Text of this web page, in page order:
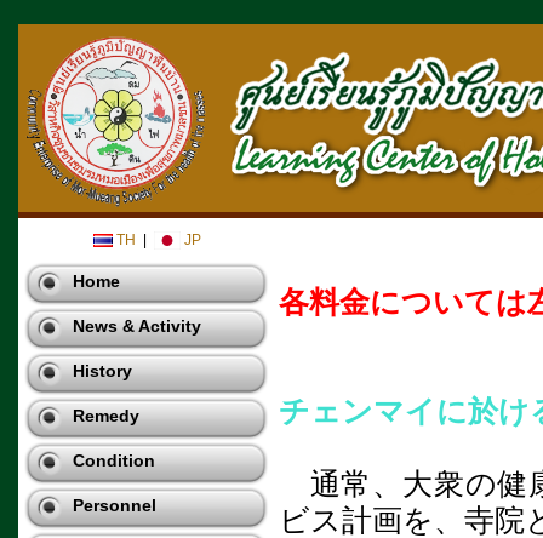
TH JP
Home
News & Activity
History
Remedy
Condition
Personnel
各料金については
チェンマイに於け
通常、大衆の健
ビス計画を、寺院